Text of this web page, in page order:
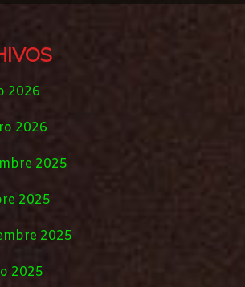
2026
2026
2025
2025
2025
2025